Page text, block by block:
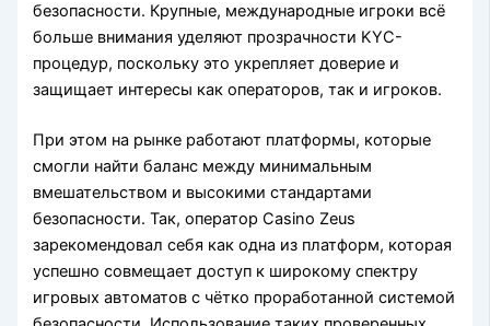
безопасности. Крупные, международные игроки всё
больше внимания уделяют прозрачности KYC-
процедур, поскольку это укрепляет доверие и
защищает интересы как операторов, так и игроков.
При этом на рынке работают платформы, которые
смогли найти баланс между минимальным
вмешательством и высокими стандартами
безопасности. Так, оператор Casino Zeus
зарекомендовал себя как одна из платформ, которая
успешно совмещает доступ к широкому спектру
игровых автоматов с чётко проработанной системой